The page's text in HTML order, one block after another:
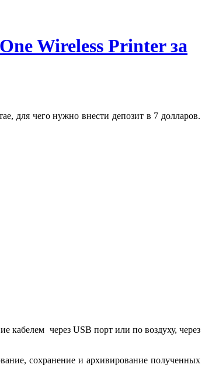
Wireless Printer за
для чего нужно внести депозит в 7 долларов.
кабелем через USB порт или по воздуху, через
сохранение и архивирование полученных